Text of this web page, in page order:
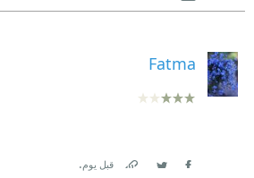
Fatma
قبل يوم.